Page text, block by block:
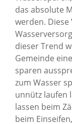
das absolute
werden.
dieser Trend
Gemeinde
sparen
zum Wasser
unnütz laufen
lassen beim
beim